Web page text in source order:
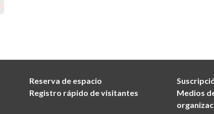
Reserva de espacio
Registro rápido de visitantes
Medios